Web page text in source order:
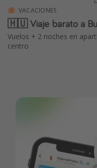
VACACIONES
🇭🇺 Viaje barato a
Vuelos + 2 noches en
centro